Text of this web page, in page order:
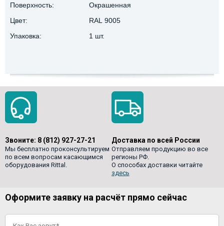
Поверхность:
Окрашенная
Цвет:
RAL 9005
Упаковка:
1 шт.
Звоните: 8 (812) 927-27-21
Мы бесплатно проконсультируем
по всем вопросам касающимся
оборудования Rittal.
Доставка по всей России
Отправляем продукцию во все
регионы РФ.
О способах доставки читайте
здесь
Оформите заявку на расчёт прямо сейчас